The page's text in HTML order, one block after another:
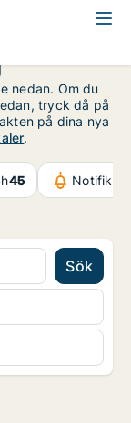
nedan. Om du
tryck då på
på dina nya
.
45
Sök